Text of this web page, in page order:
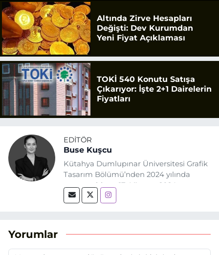
Altında Zirve Hesapları
Değişti: Dev Kurumdan
Yeni Fiyat Açıklaması
TOKİ 540 Konutu Satışa
Çıkarıyor: İşte 2+1 Dairelerin
Fiyatları
EDITÖR
Buse Kuşcu
Kütahya Dumlupınar Üniversitesi Grafik
Tasarım Bölümü’nden 2024 yılında
mezun oldum. 17 Ağustos 2024
tarihinde, Grafik Tasarım alanında staj
adım attım.
Yorumlar